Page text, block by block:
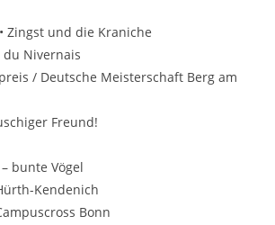
Zingst und die Kraniche
du Nivernais
/ Deutsche Meisterschaft Berg am
Freund!
bunte Vögel
Kendenich
Bonn